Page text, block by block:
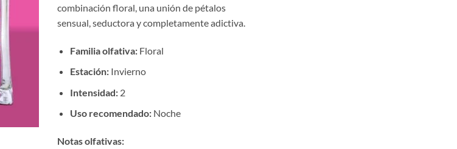
combinación floral, una unión de pétalos
sensual, seductora y completamente adictiva.
Familia olfativa:Floral
Estación:Invierno
Intensidad:2
Uso recomendado:Noche
Notas olfativas: